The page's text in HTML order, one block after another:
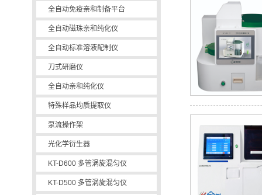
全自动免疫亲和制备平台
全自动磁珠亲和纯化仪
全自动标准溶液配制仪
刀式研磨仪
全自动亲和纯化仪
特殊样品均质提取仪
泵流操作架
光化学衍生器
KT-D600 多管涡旋混匀仪
KT-D500 多管涡旋混匀仪
KT-D600 多管涡旋混匀仪